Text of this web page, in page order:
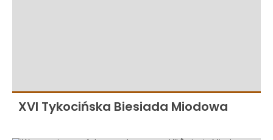
XVI Tykocińska Biesiada Miodowa